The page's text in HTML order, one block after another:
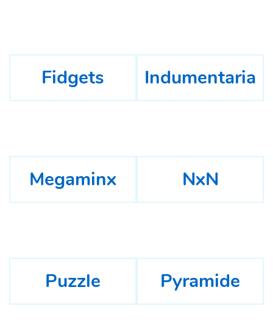
Fidgets Indumentaria
Megaminx NxN
Puzzle Pyramide